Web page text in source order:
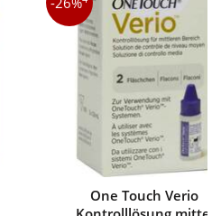
One Touch Verio